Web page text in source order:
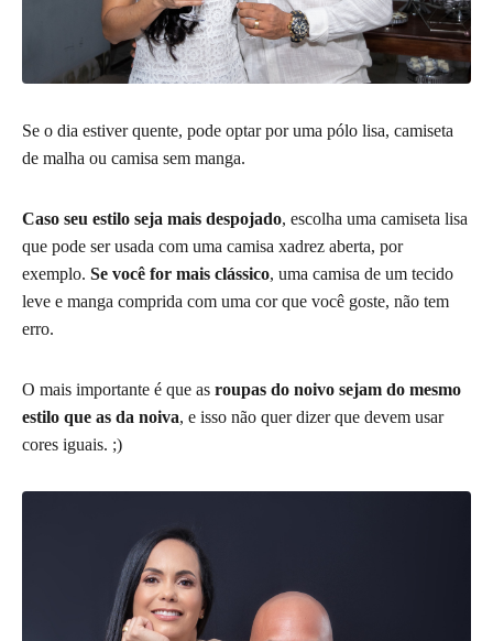
Se o dia estiver quente, pode optar por uma pólo lisa, camiseta
de malha ou camisa sem manga.
Caso seu estilo seja mais despojado, escolha uma camiseta lisa
que pode ser usada com uma camisa xadrez aberta, por
exemplo. Se você for mais clássico, uma camisa de um tecido
leve e manga comprida com uma cor que você goste, não tem
erro.
O mais importante é que as roupas do noivo sejam do mesmo
estilo que as da noiva, e isso não quer dizer que devem usar
cores iguais. ;)